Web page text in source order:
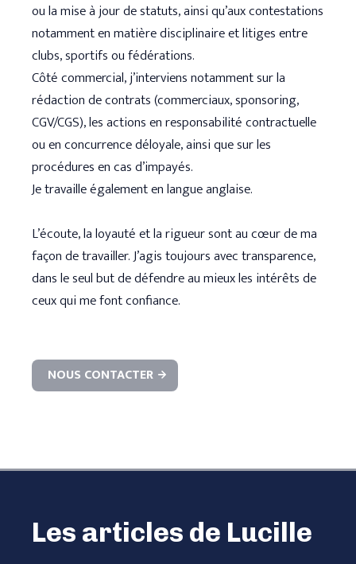
ou la mise à jour de statuts, ainsi qu’aux contestations
notamment en matière disciplinaire et litiges entre
clubs, sportifs ou fédérations.
Côté commercial, j’interviens notamment sur la
rédaction de contrats (commerciaux, sponsoring,
CGV/CGS), les actions en responsabilité contractuelle
ou en concurrence déloyale, ainsi que sur les
procédures en cas d’impayés.
Je travaille également en langue anglaise.
L’écoute, la loyauté et la rigueur sont au cœur de ma
façon de travailler. J’agis toujours avec transparence,
dans le seul but de défendre au mieux les intérêts de
ceux qui me font confiance.
NOUS CONTACTER
Les articles de Lucille